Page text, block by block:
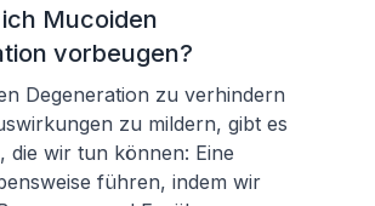
Mucoiden
vorbeugen?
Degeneration zu verhindern
zu mildern, gibt es
die wir tun können: Eine
führen, indem wir